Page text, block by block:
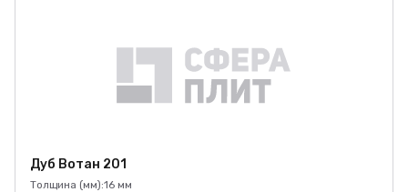
Дуб Вотан 201
Толщина (мм):16 мм